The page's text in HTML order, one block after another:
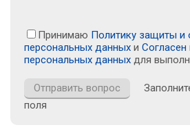
Принимаю Политику защиты и
персональных данных и Согласен
персональных данных для
поля